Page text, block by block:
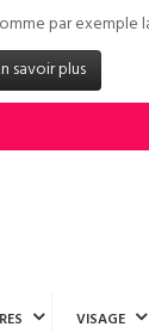
par exemple
savoir plus
VISAGE